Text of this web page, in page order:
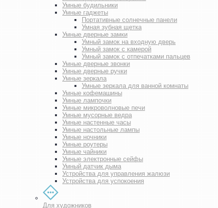
Умные будильники
Умные гаджеты
Портативные солнечные панели
Умная зубная щетка
Умные дверные замки
Умный замок на входную дверь
Умный замок с камерой
Умный замок с отпечатками пальцев
Умные дверные звонки
Умные дверные ручки
Умные зеркала
Умные зеркала для ванной комнаты
Умные кофемашины
Умные лампочки
Умные микроволновые печи
Умные мусорные ведра
Умные настенные часы
Умные настольные лампы
Умные ночники
Умные роутеры
Умные чайники
Умные электронные сейфы
Умный датчик дыма
Устройства для управления жалюзи
Устройства для успокоения
Для художников